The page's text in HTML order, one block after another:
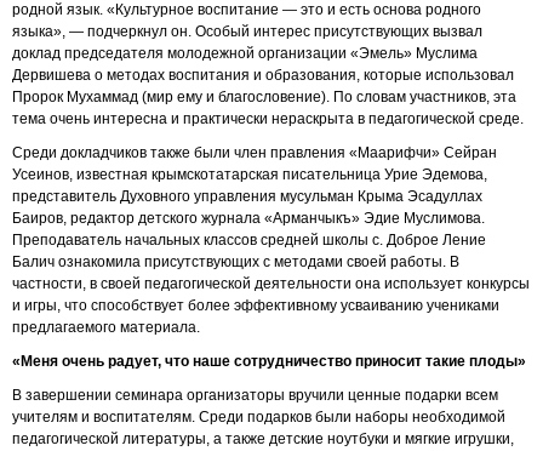
родной язык. «Культурное воспитание — это и есть основа родного
языка», — подчеркнул он. Особый интерес присутствующих вызвал
доклад председателя молодежной организации «Эмель» Муслима
Дервишева о методах воспитания и образования, которые использовал
Пророк Мухаммад (мир ему и благословение). По словам участников, эта
тема очень интересна и практически нераскрыта в педагогической среде.
Среди докладчиков также были член правления «Маарифчи» Сейран
Усеинов, известная крымскотатарская писательница Урие Эдемова,
представитель Духовного управления мусульман Крыма Эсадуллах
Баиров, редактор детского журнала «Арманчыкъ» Эдие Муслимова.
Преподаватель начальных классов средней школы с. Доброе Ление
Балич ознакомила присутствующих с методами своей работы. В
частности, в своей педагогической деятельности она использует конкурсы
и игры, что способствует более эффективному усваиванию учениками
предлагаемого материала.
«Меня очень радует, что наше сотрудничество приносит такие плоды»
В завершении семинара организаторы вручили ценные подарки всем
учителям и воспитателям. Среди подарков были наборы необходимой
педагогической литературы, а также детские ноутбуки и мягкие игрушки,